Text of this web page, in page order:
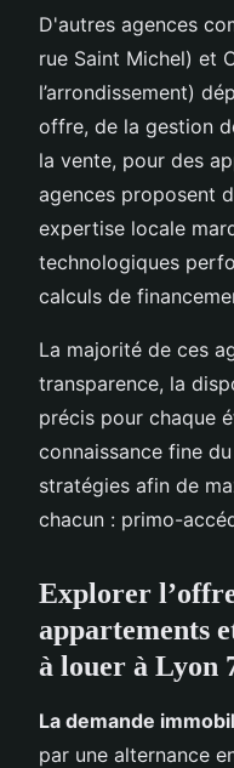
D'autres agences
rue Saint Michel) et
l’arrondissement)
offre, de la gestion
la vente, pour des
agences proposent
expertise locale
technologiques
calculs de
La majorité de ces
transparence, la
précis pour chaque
connaissance fine
stratégies afin de
chacun : primo-
Explorer
appartements
à louer à Lyon
La demande
par une alternance